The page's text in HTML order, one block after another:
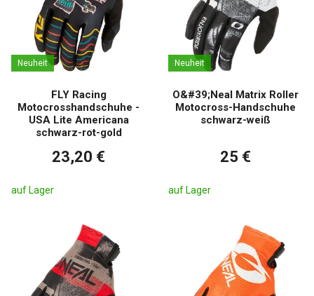
Neuheit
FLY Racing
Motocrosshandschuhe -
USA Lite Americana
schwarz-rot-gold
23,20 €
auf Lager
Neuheit
O&#39;Neal Matrix Roller
Motocross-Handschuhe
schwarz-weiß
25 €
auf Lager